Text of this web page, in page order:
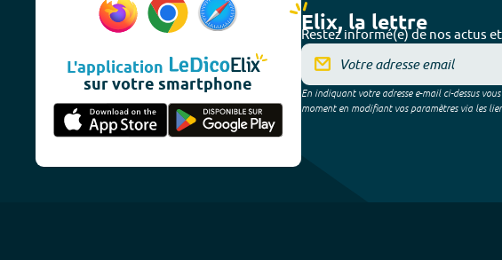
L'application
sur votre smartphone
Elix, la lettre
Restez informé(e) de nos actus
En indiquant votre adresse e-mail ci-dessus
moment en modifiant vos paramètres via les